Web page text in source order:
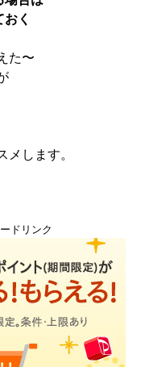
く
た〜
メします。
ドリンク